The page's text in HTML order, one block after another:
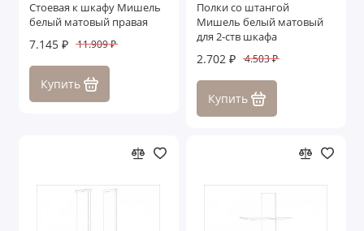
Cтоевая к шкафу Мишель
белый матовый правая
7.145 ₽ 11.909 ₽
Купить
Полки со штангой
Мишель белый матовый
для 2-ств шкафа
2.702 ₽ 4.503 ₽
Купить